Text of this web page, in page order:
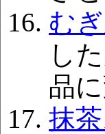
む
し
品
抹